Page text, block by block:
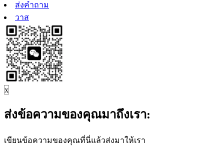
ส่งคำถาม
วาส
x
ส่งข้อความของคุณมาถึงเรา:
เขียนข้อความของคุณที่นี่แล้วส่งมาให้เรา